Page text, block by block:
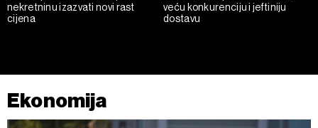
nekretninu izazvati novi rast
cijena
veću konkurenciju i jeftiniju
dostavu
Ekonomija